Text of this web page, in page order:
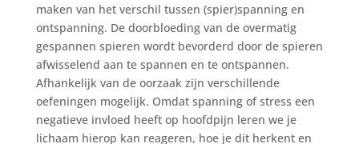
maken van het verschil tussen (spier)spanning en
ontspanning. De doorbloeding van de overmatig
gespannen spieren wordt bevorderd door de spieren
afwisselend aan te spannen en te ontspannen.
Afhankelijk van de oorzaak zijn verschillende
oefeningen mogelijk. Omdat spanning of stress een
negatieve invloed heeft op hoofdpijn leren we je
lichaam hierop kan reageren, hoe je dit herkent en